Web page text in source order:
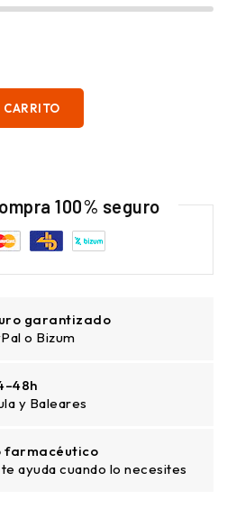
100% seguro
garantizado
o Bizum
y Baleares
farmacéutico
ayuda cuando lo necesites